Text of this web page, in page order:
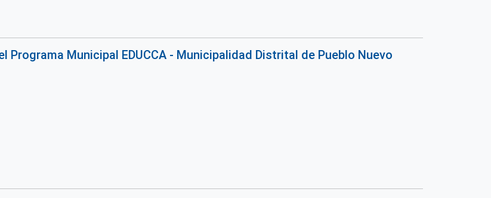
Programa Municipal EDUCCA - Municipalidad Distrital de Pueblo Nuevo